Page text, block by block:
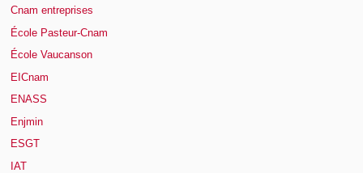
Cnam entreprises
École Pasteur-Cnam
École Vaucanson
EICnam
ENASS
Enjmin
ESGT
IAT